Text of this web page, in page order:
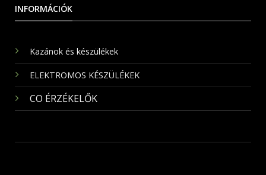
INFORMÁCIÓK
Kazánok és készülékek
ELEKTROMOS KÉSZÜLÉKEK
CO ÉRZÉKELŐK